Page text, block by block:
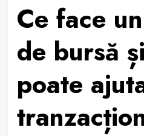
Ce face
de bursă
poate